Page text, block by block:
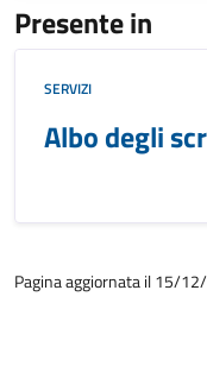
Presente in
SERVIZI
Albo degli
Pagina aggiornata il 15/